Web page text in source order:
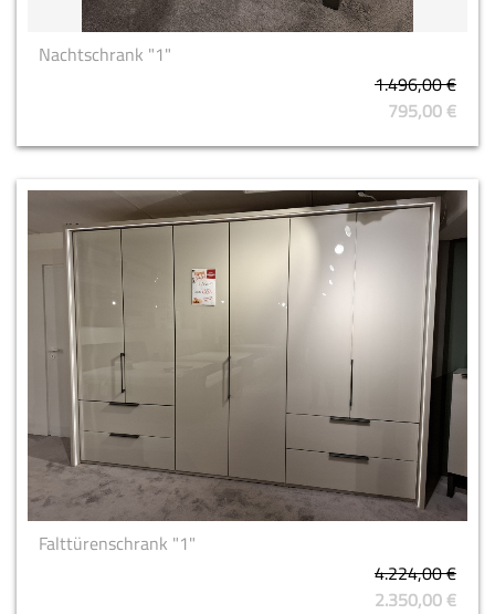
Nachtschrank "1"
1.496,00 €
795,00 €
Falttürenschrank "1"
4.224,00 €
2.350,00 €